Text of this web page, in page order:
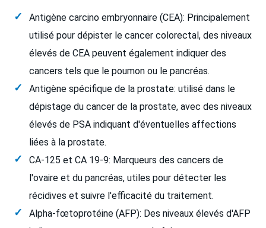
Antigène carcino embryonnaire (CEA): Principalement
utilisé pour dépister le cancer colorectal, des niveaux
élevés de CEA peuvent également indiquer des
cancers tels que le poumon ou le pancréas.
Antigène spécifique de la prostate: utilisé dans le
dépistage du cancer de la prostate, avec des niveaux
élevés de PSA indiquant d'éventuelles affections
liées à la prostate.
CA-125 et CA 19-9: Marqueurs des cancers de
l'ovaire et du pancréas, utiles pour détecter les
récidives et suivre l'efficacité du traitement.
Alpha-fœtoprotéine (AFP): Des niveaux élevés d'AFP